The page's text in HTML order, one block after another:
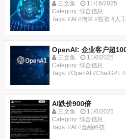
三文鱼
11/18/2025
Category: 综合信息
Tags: #AI #泡沫 #投资 #人
三文鱼
11/6/2025
Category: 综合信息
Tags: #OpenAI #ChatGPT
AI跌价900倍
三文鱼
11/6/2025
Category: 综合信息
Tags: #AI #金融科技